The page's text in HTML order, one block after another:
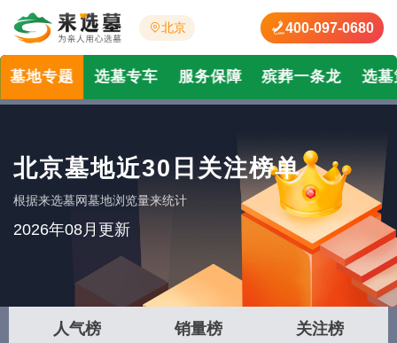
北京 400-097-0680
墓地专题 选墓专车 服务保障 殡葬一条龙 选
北京墓地近30日关注榜单
根据来选墓网墓地浏览量来统计
2026年08月更新
人气榜 销量榜 关注榜